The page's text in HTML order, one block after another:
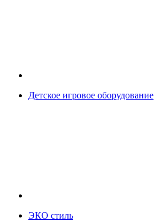
Детское игровое оборудование
ЭКО стиль